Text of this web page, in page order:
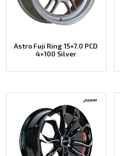
Astro Fuji Ring 15×7.0 PCD
4×100 Silver